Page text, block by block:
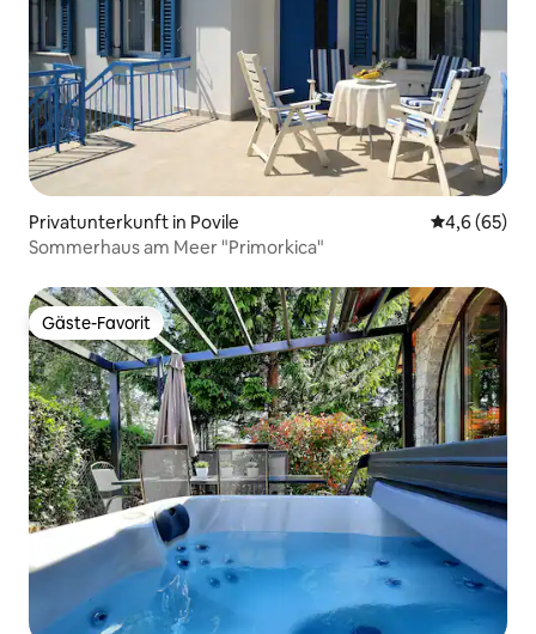
Privatunterkunft in Povile
4,6 (65)
Sommerhaus am Meer "Primorkica"
Gäste-Favorit
Gäste-Favorit